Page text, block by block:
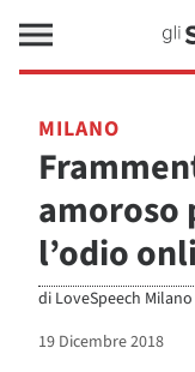
MILANO
amoroso
l’odio
di LoveSpeech Milano
19 Dicembre 2018